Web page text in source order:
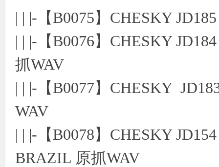
| | |-【B0075】CHESKY
| | |-【B0076】CHESKY
抓WAV
| | |-【B0077】CHESKY
WAV
| | |-【B0078】CHESKY
BRAZIL 原抓WAV